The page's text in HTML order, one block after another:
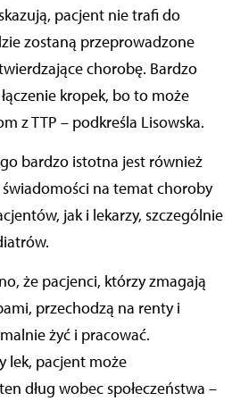
pacjent nie trafi do
zostaną przeprowadzone
chorobę. Bardzo
kropek, bo to może
z TTP – podkreśla Lisowska.
bardzo istotna jest również
na temat choroby
jak i lekarzy, szczególnie
że pacjenci, którzy zmagają
przechodzą na renty i
żyć i pracować.
lek, pacjent może
dług wobec społeczeństwa –